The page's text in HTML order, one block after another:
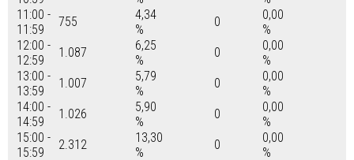
11:00 -
11:59
755
4,34
%
0
0,00
%
12:00 -
12:59
1.087
6,25
%
0
0,00
%
13:00 -
13:59
1.007
5,79
%
0
0,00
%
14:00 -
14:59
1.026
5,90
%
0
0,00
%
15:00 -
15:59
2.312
13,30
%
0
0,00
%